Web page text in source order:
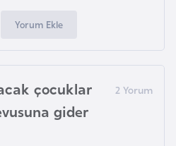
Yorum Ekle
çocuklar
gider